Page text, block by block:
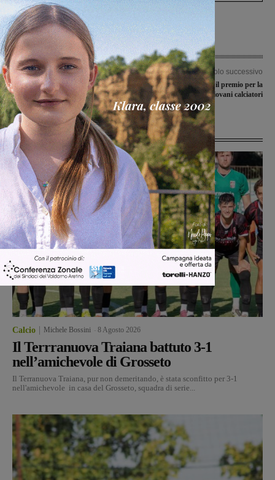
Articolo precedente
Doppietta tricolore per Christian
Taras
Articolo successivo
La Rignanese ha vinto il premio per la
valorizzazione dei giovani calciatori
Ultime Notizie
Calcio Michele Bossini 8 Agosto 2026
Il Terrranuova Traiana battuto 3-1
nell’amichevole di Grosseto
Il Terranuova Traiana, pur non demeritando, è stata sconfitto per 3-1
nell'amichevole in casa del Grosseto, squadra di serie...